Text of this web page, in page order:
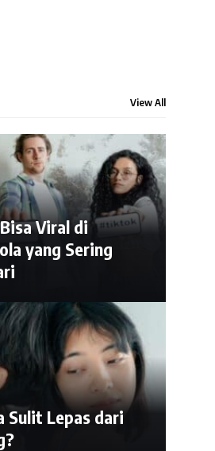
View All
Viral di
yang Sering
Sulit Lepas dari